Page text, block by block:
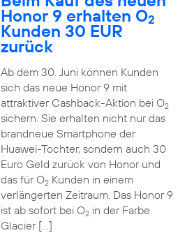
Honor 9 erhalten O2
Kunden 30 EUR
zurück
Ab dem 30. Juni können Kunden
sich das neue Honor 9 mit
attraktiver Cashback-Aktion bei O2
sichern. Sie erhalten nicht nur das
brandneue Smartphone der
Huawei-Tochter, sondern auch 30
Euro Geld zurück von Honor und
das für O2Kunden in einem
verlängerten Zeitraum. Das Honor 9
ist ab sofort bei O2in der Farbe
Glacier […]